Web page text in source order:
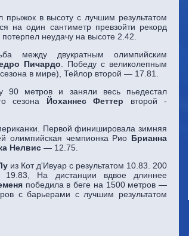
прыжок в высоту с лучшим результатом
на один сантиметр превзойти рекорд
неудачу на высоте 2.42.
между двукратным олимпийским
Пичардо . Победу с великолепным
в мире), Тейлор второй — 17.81.
90 метров и заняли весь пьедестал
сезона Йоханнес Феттер второй -
Первой финишировала зимняя
олимпийская чемпионка Рио Брианна
Нелвис — 12.75.
из Кот д'Ивуар с результатом 10.83. 200
На дистанции вдвое длиннее
победила в беге на 1500 метров —
с барьерами с лучшим результатом